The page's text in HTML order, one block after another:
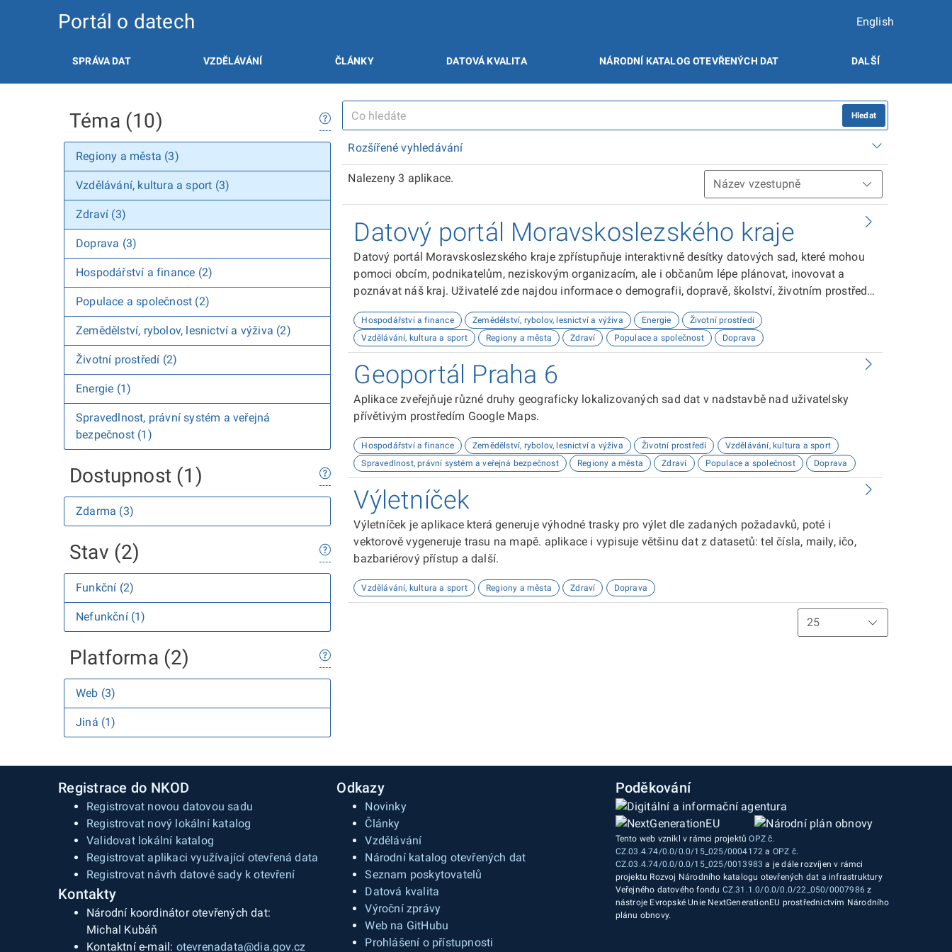
Portál o datech English
SPRÁVA DAT VZDĚLÁVÁNÍ ČLÁNKY DATOVÁ KVALITA NÁRODNÍ KATALOG OTEVŘENÝCH DAT DALŠÍ
Téma (10)
Regiony a města (3)
Vzdělávání, kultura a sport (3)
Zdraví (3)
Doprava (3)
Hospodářství a finance (2)
Populace a společnost (2)
Zemědělství, rybolov, lesnictví a výživa (2)
Životní prostředí (2)
Energie (1)
Spravedlnost, právní systém a veřejná
bezpečnost (1)
Dostupnost (1)
Zdarma (3)
Stav (2)
Funkční (2)
Nefunkční (1)
Platforma (2)
Web (3)
Jiná (1)
Hledat
Rozšířené vyhledávání
Nalezeny 3 aplikace.
Datový portál Moravskoslezského kraje
Datový portál Moravskoslezského kraje zpřístupňuje interaktivně desítky datových sad, které mohou
pomoci obcím, podnikatelům, neziskovým organizacím, ale i občanům lépe plánovat, inovovat a
poznávat náš kraj. Uživatelé zde najdou informace o demografii, dopravě, školství, životním prostředí,
Hospodářství a finance Zemědělství, rybolov, lesnictví a výživa Energie
Životní prostředí
Vzdělávání, kultura a sport
Regiony a města Zdraví Populace a společnost Doprava
Geoportál Praha 6
Aplikace zveřejňuje různé druhy geograficky lokalizovaných sad dat v nadstavbě nad uživatelsky
přívětivým prostředím Google Maps.
Hospodářství a finance Zemědělství, rybolov, lesnictví a výživa Životní prostředí
Vzdělávání, kultura a sport
Spravedlnost, právní systém a veřejná bezpečnost
Regiony a města Zdraví Populace a společnost Doprava
Výletníček
Výletníček je aplikace která generuje výhodné trasky pro výlet dle zadaných požadavků, poté i
vektorově vygeneruje trasu na mapě. aplikace i vypisuje většinu dat z datasetů: tel čísla, maily, ičo,
bazbariérový přístup a další.
Vzdělávání, kultura a sport Regiony a města Zdraví Doprava
Registrace do NKOD
Registrovat novou datovou sadu
Registrovat nový lokální katalog
Validovat lokální katalog
Registrovat aplikaci využívající otevřená data
Registrovat návrh datové sady k otevření
Kontakty
Národní koordinátor otevřených dat:
Michal Kubáň
Kontaktní e-mail: otevrenadata@dia.gov.cz
Odkazy
Novinky
Články
Vzdělávání
Národní katalog otevřených dat
Seznam poskytovatelů
Datová kvalita
Výroční zprávy
Web na GitHubu
Prohlášení o přístupnosti
Poděkování
Tento web vznikl v rámci projektůOPZ č.
CZ.03.4.74/0.0/0.0/15_025/0004172 a OPZ č.
CZ.03.4.74/0.0/0.0/15_025/0013983 a je dále rozvíjen v rámci
projektu Rozvoj Národního katalogu otevřených dat a infrastruktury
Veřejného datového fondu CZ.31.1.0/0.0/0.0/22_050/0007986 z
nástroje Evropské Unie NextGenerationEU prostřednictvím Národního
plánu obnovy.